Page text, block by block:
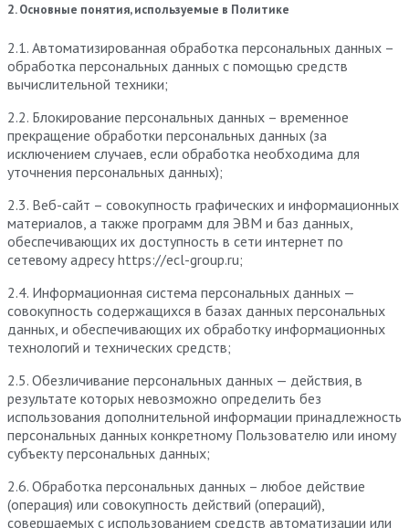
2. Основные понятия, используемые в Политике
2.1. Автоматизированная обработка персональных данных –
обработка персональных данных с помощью средств
вычислительной техники;
2.2. Блокирование персональных данных – временное
прекращение обработки персональных данных (за
исключением случаев, если обработка необходима для
уточнения персональных данных);
2.3. Веб-сайт – совокупность графических и информационных
материалов, а также программ для ЭВМ и баз данных,
обеспечивающих их доступность в сети интернет по
сетевому адресу https://ecl-group.ru;
2.4. Информационная система персональных данных —
совокупность содержащихся в базах данных персональных
данных, и обеспечивающих их обработку информационных
технологий и технических средств;
2.5. Обезличивание персональных данных — действия, в
результате которых невозможно определить без
использования дополнительной информации принадлежность
персональных данных конкретному Пользователю или иному
субъекту персональных данных;
2.6. Обработка персональных данных – любое действие
(операция) или совокупность действий (операций),
совершаемых с использованием средств автоматизации или